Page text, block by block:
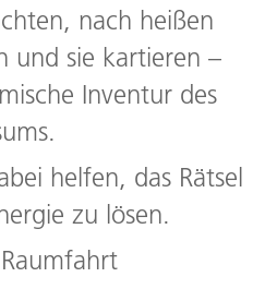
nach heißen
und sie kartieren –
Inventur des
helfen, das Rätsel
zu lösen.